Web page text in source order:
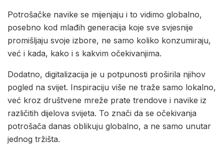
Potrošačke navike se mijenjaju i to vidimo globalno,
posebno kod mlađih generacija koje sve svjesnije
promišljaju svoje izbore, ne samo koliko konzumiraju,
već i kada, kako i s kakvim očekivanjima.
Dodatno, digitalizacija je u potpunosti proširila njihov
pogled na svijet. Inspiraciju više ne traže samo lokalno,
već kroz društvene mreže prate trendove i navike iz
različitih dijelova svijeta. To znači da se očekivanja
potrošača danas oblikuju globalno, a ne samo unutar
jednog tržišta.